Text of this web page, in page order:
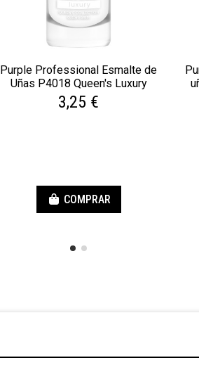
Purple Professional Esmalte de
Uñas P4018 Queen's Luxury
3,25 €
COMPRAR